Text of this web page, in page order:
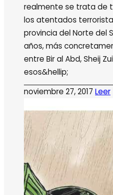
realmente se trata de
los atentados
provincia del Norte del
años, más
entre Bir al Abd, Sheij
esos&hellip;
noviembre 27, 2017 Leer